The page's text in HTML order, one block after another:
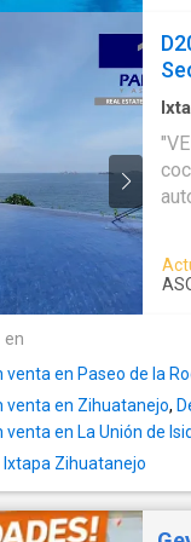
de
en
en Paseo de la
venta en Zihuatanejo,
en La Unión de
Zihuatanejo